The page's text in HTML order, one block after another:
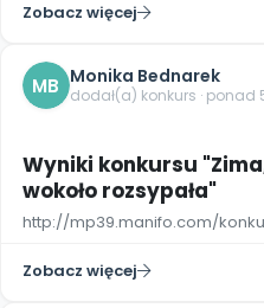
Zobacz więcej
MB Monika Bednarek
dodał(a) konkurs · ponad
Wyniki konkursu
wokoło rozsypała"
http://mp39.manifo.com/
Zobacz więcej